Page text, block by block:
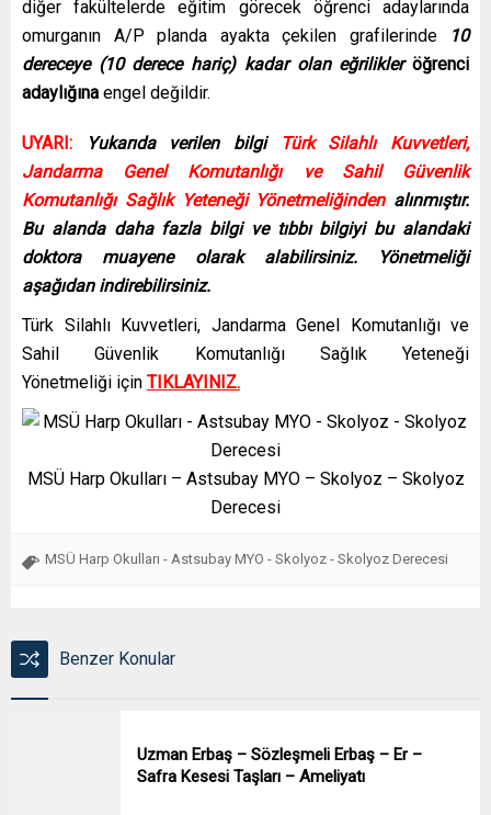
diğer fakültelerde eğitim görecek öğrenci adaylarında
omurganın A/P planda ayakta çekilen grafilerinde
10
dereceye (10 derece hariç) kadar olan eğrilikleröğrenci
adaylığına engel değildir.
UYARI: Yukarıda verilen bilgi
Türk Silahlı Kuvvetleri,
Jandarma Genel Komutanlığı ve Sahil Güvenlik
Komutanlığı Sağlık Yeteneği Yönetmeliğindenalınmıştır.
Bu alanda daha fazla bilgi ve tıbbı bilgiyi bu alandaki
doktora muayene olarak alabilirsiniz. Yönetmeliği
aşağıdan indirebilirsiniz.
Türk Silahlı Kuvvetleri, Jandarma Genel Komutanlığı ve
Sahil Güvenlik Komutanlığı Sağlık Yeteneği
Yönetmeliği için TIKLAYINIZ.
MSÜ Harp Okulları – Astsubay MYO – Skolyoz – Skolyoz
Derecesi
MSÜ Harp Okulları - Astsubay MYO - Skolyoz - Skolyoz Derecesi
Benzer Konular
Uzman Erbaş – Sözleşmeli Erbaş – Er –
Safra Kesesi Taşları – Ameliyatı